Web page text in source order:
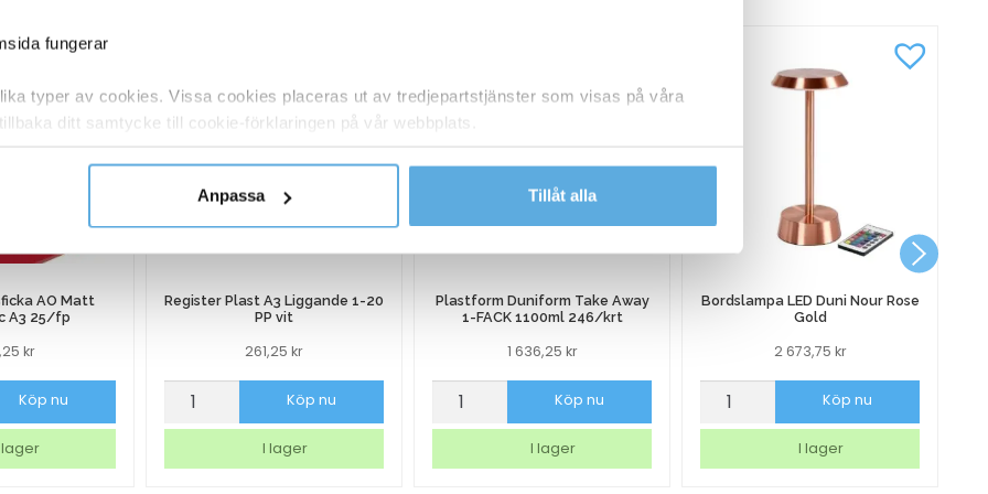
fungerar
typer av cookies. Vissa cookies placeras ut av tredjepartstjänster som visas på våra
ditt samtycke till cookie-förklaringen på vår webbplats.
Anpassa
Tillåt alla
AO Matt
A3 25/fp
kr
Köp nu
lager
Register Plast A3 Liggande 1-20
PP vit
261,25kr
Register
Liggande
Köp nu
I lager
Plastform Duniform Take Away
1-FACK 1100ml 246/krt
1 636,25 kr
Plastform
Duniform
Away
Köp nu
I lager
Bordslampa LED Duni Nour Rose
Gold
2 673,75 kr
Bordslampa
Nour
Köp nu
I lager